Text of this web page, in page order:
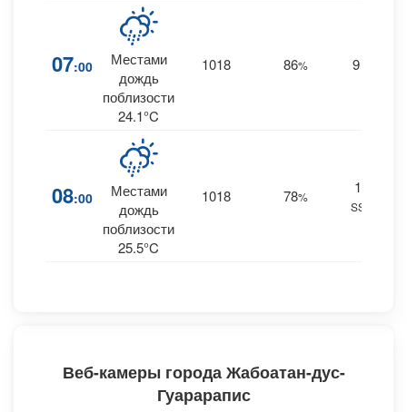
07:00
Местами
дождь
поблизости
24.1°C
1018 86% 9
08:00
Местами
дождь
поблизости
25.5°C
1018 78%
11
SSE
Веб-камеры города Жабоатан-дус-
Гуарарапис